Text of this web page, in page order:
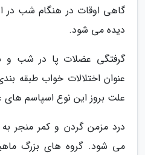
گاهی اوقات در هنگام شب در
دیده می شود.
گرفتگی عضلات پا در شب و
عنوان اختلالات خواب طبقه
علت بروز این نوع اسپاسم
درد مزمن گردن و کمر منجر
می شود. گروه های بزرگ